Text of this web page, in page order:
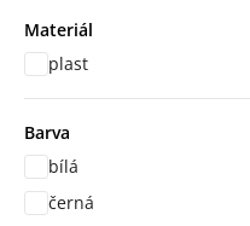
Materiál
plast
Barva
bílá
černá